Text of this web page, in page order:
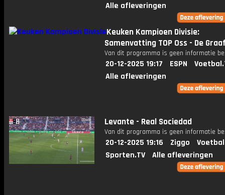
Alle afleveringen
Keuken Kampioen Divisie:
Samenvatting TOP Oss - De
Van dit programma is geen informatie
20-12-2025 19:17 ESPN
Alle afleveringen
Levante - Real Sociedad
Van dit programma is geen informatie
20-12-2025 19:16 Ziggo
Sporten.TV
Alle afleveringen